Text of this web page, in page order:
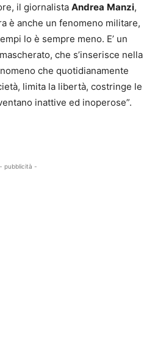
il giornalista Andrea Manzi,
è anche un fenomeno militare,
lo è sempre meno. E’ un
che s’inserisce nella
che quotidianamente
limita la libertà, costringe le
inattive ed inoperose”.
- pubblicità -